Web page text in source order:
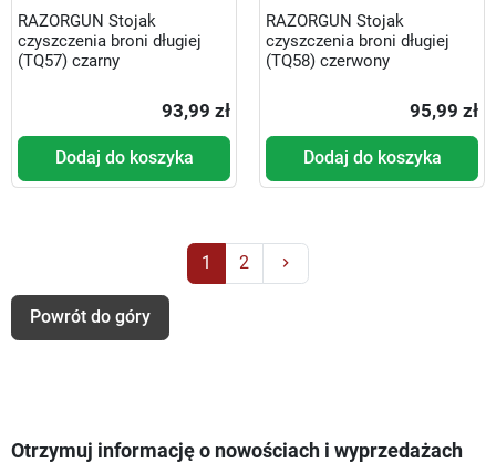
RAZORGUN Stojak
czyszczenia broni długiej
(TQ57) czarny
93,99 zł
Dodaj do koszyka
RAZORGUN Stojak
czyszczenia broni długiej
(TQ58) czerwony
95,99 zł
Dodaj do koszyka
1 2 keyboard_arrow_right
Powrót do góry
Otrzymuj informację o nowościach i wyprzedażach